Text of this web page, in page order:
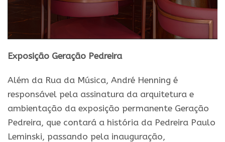
Exposição Geração Pedreira
Além da Rua da Música, André Henning é
responsável pela assinatura da arquitetura e
ambientação da exposição permanente Geração
Pedreira, que contará a história da Pedreira Paulo
Leminski, passando pela inauguração,